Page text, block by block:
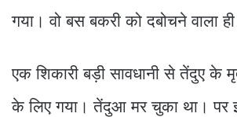
गया। वो बस बकरी को दबोचने वाला
एक शिकारी बड़ी सावधानी से तेंदुए के
के लिए गया। तेंदुआ मर चुका था। पर